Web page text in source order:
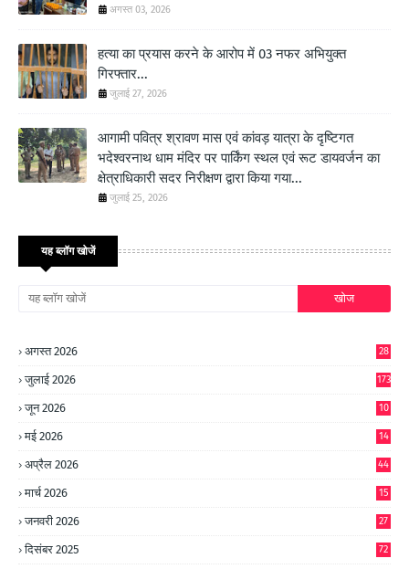
अगस्त 03, 2026
हत्या का प्रयास करने के आरोप में 03 नफर अभियुक्त
गिरफ्तार...
जुलाई 27, 2026
आगामी पवित्र श्रावण मास एवं कांवड़ यात्रा के दृष्टिगत
भदेश्वरनाथ धाम मंदिर पर पार्किंग स्थल एवं रूट डायवर्जन का
क्षेत्राधिकारी सदर निरीक्षण द्वारा किया गया...
जुलाई 25, 2026
यह ब्लॉग खोजें
अगस्त 2026 28
जुलाई 2026 173
जून 2026
10
मई 2026
14
अप्रैल 2026 44
मार्च 2026 15
जनवरी 2026 27
दिसंबर 2025 72